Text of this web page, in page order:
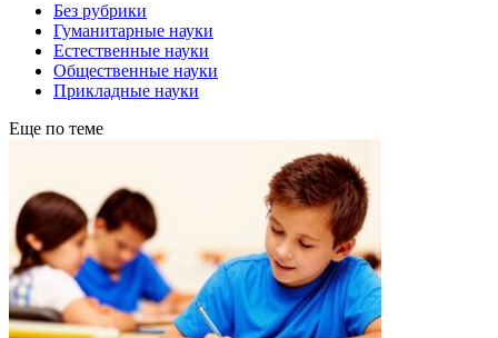
Без рубрики
Гуманитарные науки
Естественные науки
Общественные науки
Прикладные науки
Еще по теме